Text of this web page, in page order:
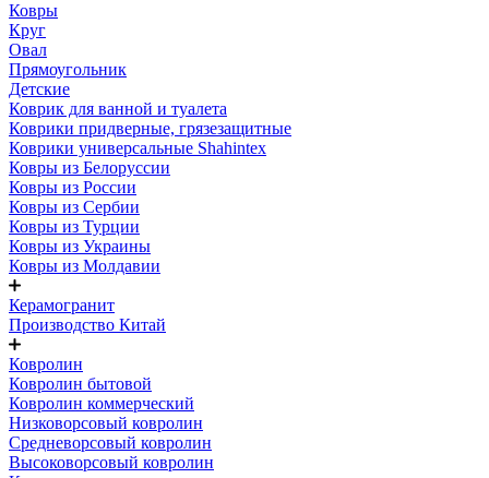
Ковры
Круг
Овал
Прямоугольник
Детские
Коврик для ванной и туалета
Коврики придверные, грязезащитные
Коврики универсальные Shahintex
Ковры из Белоруссии
Ковры из России
Ковры из Сербии
Ковры из Турции
Ковры из Украины
Ковры из Молдавии
Керамогранит
Производство Китай
Ковролин
Ковролин бытовой
Ковролин коммерческий
Низковорсовый ковролин
Средневорсовый ковролин
Высоковорсовый ковролин